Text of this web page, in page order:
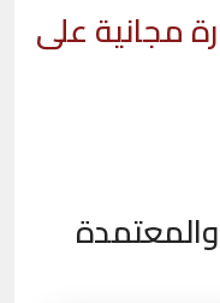
مجانية على